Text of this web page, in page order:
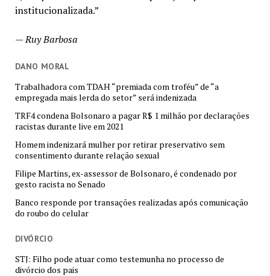
institucionalizada.”
—Ruy Barbosa
DANO MORAL
Trabalhadora com TDAH “premiada com troféu” de “a
empregada mais lerda do setor” será indenizada
TRF4 condena Bolsonaro a pagar R$ 1 milhão por declarações
racistas durante live em 2021
Homem indenizará mulher por retirar preservativo sem
consentimento durante relação sexual
Filipe Martins, ex-assessor de Bolsonaro, é condenado por
gesto racista no Senado
Banco responde por transações realizadas após comunicação
do roubo do celular
DIVÓRCIO
STJ: Filho pode atuar como testemunha no processo de
divórcio dos pais